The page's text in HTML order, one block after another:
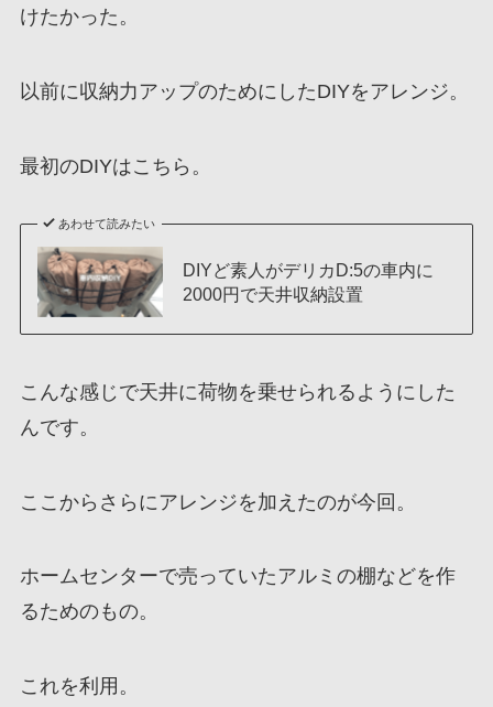
けたかった。
以前に収納力アップのためにしたDIYをアレンジ。
最初のDIYはこちら。
あわせて読みたい
DIYど素人がデリカD:5の車内に
2000円で天井収納設置
こんな感じで天井に荷物を乗せられるようにした
んです。
ここからさらにアレンジを加えたのが今回。
ホームセンターで売っていたアルミの棚などを作
るためのもの。
これを利用。